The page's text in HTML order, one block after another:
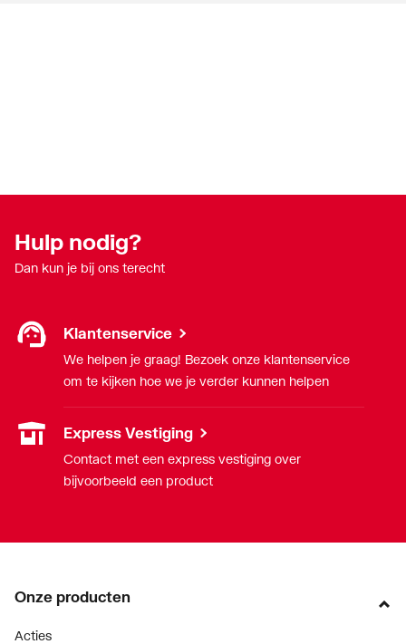
Hulp nodig?
Dan kun je bij ons terecht
Klantenservice
We helpen je graag! Bezoek onze klantenservice
om te kijken hoe we je verder kunnen helpen
Express Vestiging
Contact met een express vestiging over
bijvoorbeeld een product
Onze producten
Acties